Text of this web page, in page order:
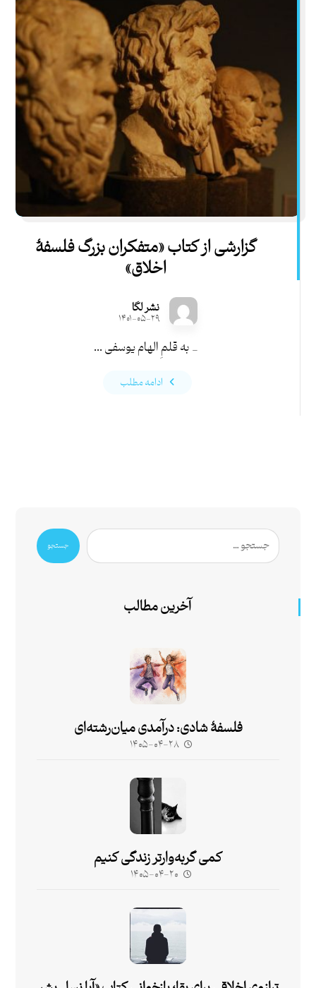
گزارشی از کتاب «متفکران بزرگ فلسفۀ
اخلاق»
نشر لگا
۱۴۰۱-۰۵-۲۹
_ به قلمِ الهام یوسفی ...
ادامه مطلب
جستجو
آخرین مطالب
فلسفۀ شادی: درآمدی میان‌رشته‌ای
۱۴۰۵-۰۴-۲۸
کمی گربه‌وارتر زندگی کنیم
۱۴۰۵-۰۴-۲۰